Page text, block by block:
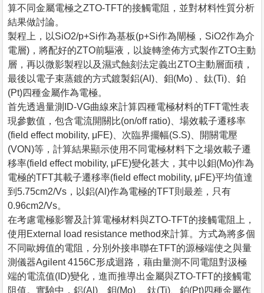
算不同金屬電極之ZTO-TFT的接觸電阻，並對材料性質分析
結果做討論。
製程上，以SiO2/p+Si作為基板(p+Si作為閘極，SiO2作為介
電層)，將配好的ZTO前驅液，以旋轉塗佈方式製作ZTO主動
層，再以微影製程以及濕式蝕刻法定義出ZTO主動層面積，
最後以電子束蒸鍍的方式鍍製鋁(Al)、鉬(Mo) 、鈦(Ti)、鉑
(Pt)四種金屬作為電極。
首先透過量測ID-VG曲線來計算四種電極材料的TFT電性表
現參數值，包含電流開關比(on/off ratio)、場效載子遷移率
(field effect mobility, μFE)、次臨界擺幅(S.S)、開關電壓
(VON)等，計算結果顯示使用不同電極材料下之場效載子遷
移率(field effect mobility, μFE)變化甚大，其中以鉬(Mo)作為
電極的TFT其載子遷移率(field effect mobility, μFE)平均值達
到5.75cm2/Vs，以鋁(Al)作為電極的TFT則最差，只有
0.96cm2/Vs。
在考慮電極影響及計算電極材料與ZTO-TFT的接觸電阻上，
使用External load resistance method來計算。方式為將多個
不同歐姆值的電阻，分別外接串聯在TFT的源極端使之與量
測儀器Agilent 4156C形成迴路，藉由量測不同電阻對汲極
端的電流值(ID)變化，進而推導出金屬與ZTO-TFT的接觸電
阻值。實驗中，鋁(Al)、鉬(Mo) 、鈦(Ti)、鉑(Pt)四種金屬作